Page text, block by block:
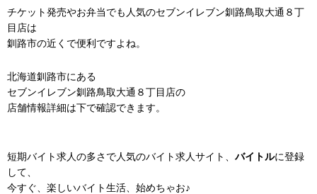
チケット発売やお弁当でも人気のセブンイレブン釧路鳥取大通８丁
目店は
釧路市の近くで便利ですよね。
北海道釧路市にある
セブンイレブン釧路鳥取大通８丁目店の
店舗情報詳細は下で確認できます。
短期バイト求人の多さで人気のバイト求人サイト、 バイトルに登録
して、
今すぐ、楽しいバイト生活、始めちゃお♪